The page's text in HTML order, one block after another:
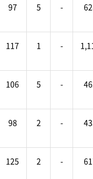
97 5 -
117 1 -
106 5 -
98 2 -
125 2 -